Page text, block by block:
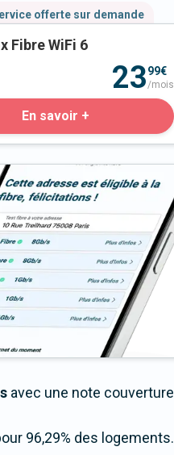
offerte sur demande
Fibre WiFi 6
2399€
/mois
En savoir +
avec une note couverture
96,29% des logements.